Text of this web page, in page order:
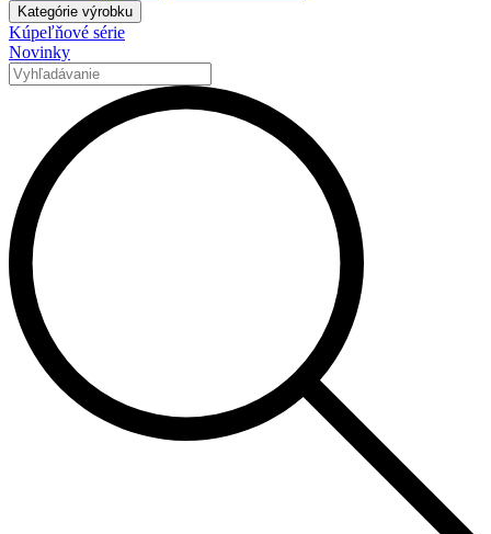
Kategórie výrobku
Kúpeľňové série
Novinky